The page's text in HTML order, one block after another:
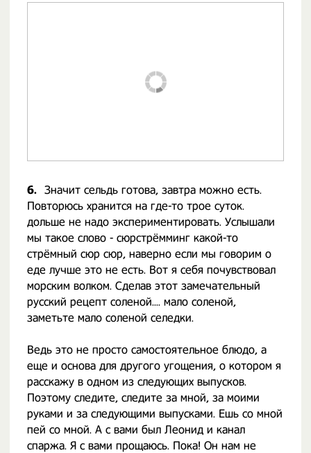
6. Значит сельдь готова, завтра можно есть.
Повторюсь хранится на где-то трое суток.
дольше не надо экспериментировать. Услышали
мы такое слово - сюрстрёмминг какой-то
стрёмный сюр сюр, наверно если мы говорим о
еде лучше это не есть. Вот я себя почувствовал
морским волком. Сделав этот замечательный
русский рецепт соленой.... мало соленой,
заметьте мало соленой селедки.
Ведь это не просто самостоятельное блюдо, а
еще и основа для другого угощения, о котором я
расскажу в одном из следующих выпусков.
Поэтому следите, следите за мной, за моими
руками и за следующими выпусками. Ешь со мной
пей со мной. А с вами был Леонид и канал
спаржа. Я с вами прощаюсь. Пока! Он нам не